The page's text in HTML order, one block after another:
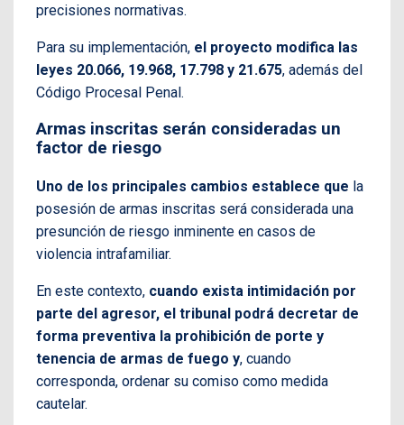
precisiones normativas.
Para su implementación, el proyecto modifica las
leyes 20.066, 19.968, 17.798 y 21.675, además del
Código Procesal Penal.
Armas inscritas serán consideradas un
factor de riesgo
Uno de los principales cambios establece que la
posesión de armas inscritas será considerada una
presunción de riesgo inminente en casos de
violencia intrafamiliar.
En este contexto, cuando exista intimidación por
parte del agresor, el tribunal podrá decretar de
forma preventiva la prohibición de porte y
tenencia de armas de fuego y, cuando
corresponda, ordenar su comiso como medida
cautelar.